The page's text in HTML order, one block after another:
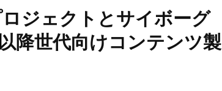
ロジェクトとサイボーグ
降世代向けコンテンツ製